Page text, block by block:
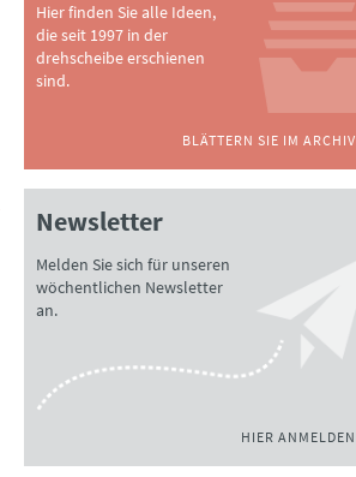
Hier finden Sie alle Ideen,
die seit 1997 in der
drehscheibe erschienen
sind.
BLÄTTERN SIE IM ARCHIV
Newsletter
Melden Sie sich für unseren
wöchentlichen Newsletter
an.
HIER ANMELDEN